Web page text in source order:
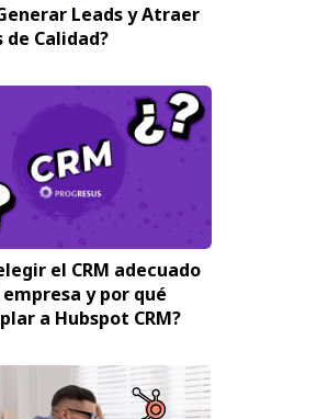
Leads y Atraer
de Calidad?
el CRM adecuado
y por qué
a Hubspot CRM?